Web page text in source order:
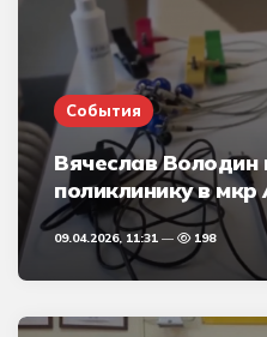
События
Вячеслав Володин
поликлинику в
09.04.2026, 11:31 198